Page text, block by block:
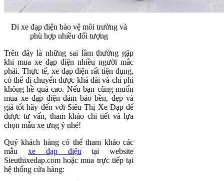
Đi xe đạp điện bảo vệ môi trường và
phù hợp nhiều đối tượng
Trên đây là những sai lầm thường gặp
khi mua xe đạp điện nhiều người mắc
phải. Thực tế, xe đạp điện rất tiện dụng,
có thể di chuyển được khá dài và chi phí
không hề quá cao. Nếu bạn cũng muốn
mua xe đạp điện đảm bảo bền, đẹp và
giá tốt hãy đến với Siêu Thị Xe Đạp để
được tư vấn, tham khảo chi tiết và lựa
chọn mẫu xe ưng ý nhé!
Quý khách hàng có thể tham khảo các
mẫu xe đạp điện tại website
Sieuthixedap.com hoặc mua trực tiếp tại
hệ thống cửa hàng: